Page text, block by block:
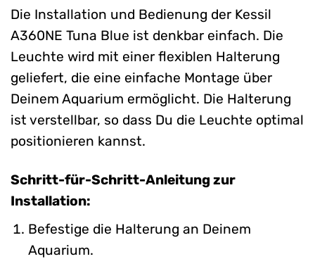
Die Installation und Bedienung der Kessil
A360NE Tuna Blue ist denkbar einfach. Die
Leuchte wird mit einer flexiblen Halterung
geliefert, die eine einfache Montage über
Deinem Aquarium ermöglicht. Die Halterung
ist verstellbar, so dass Du die Leuchte optimal
positionieren kannst.
Schritt-für-Schritt-Anleitung zur
Installation:
Befestige die Halterung an Deinem
Aquarium.